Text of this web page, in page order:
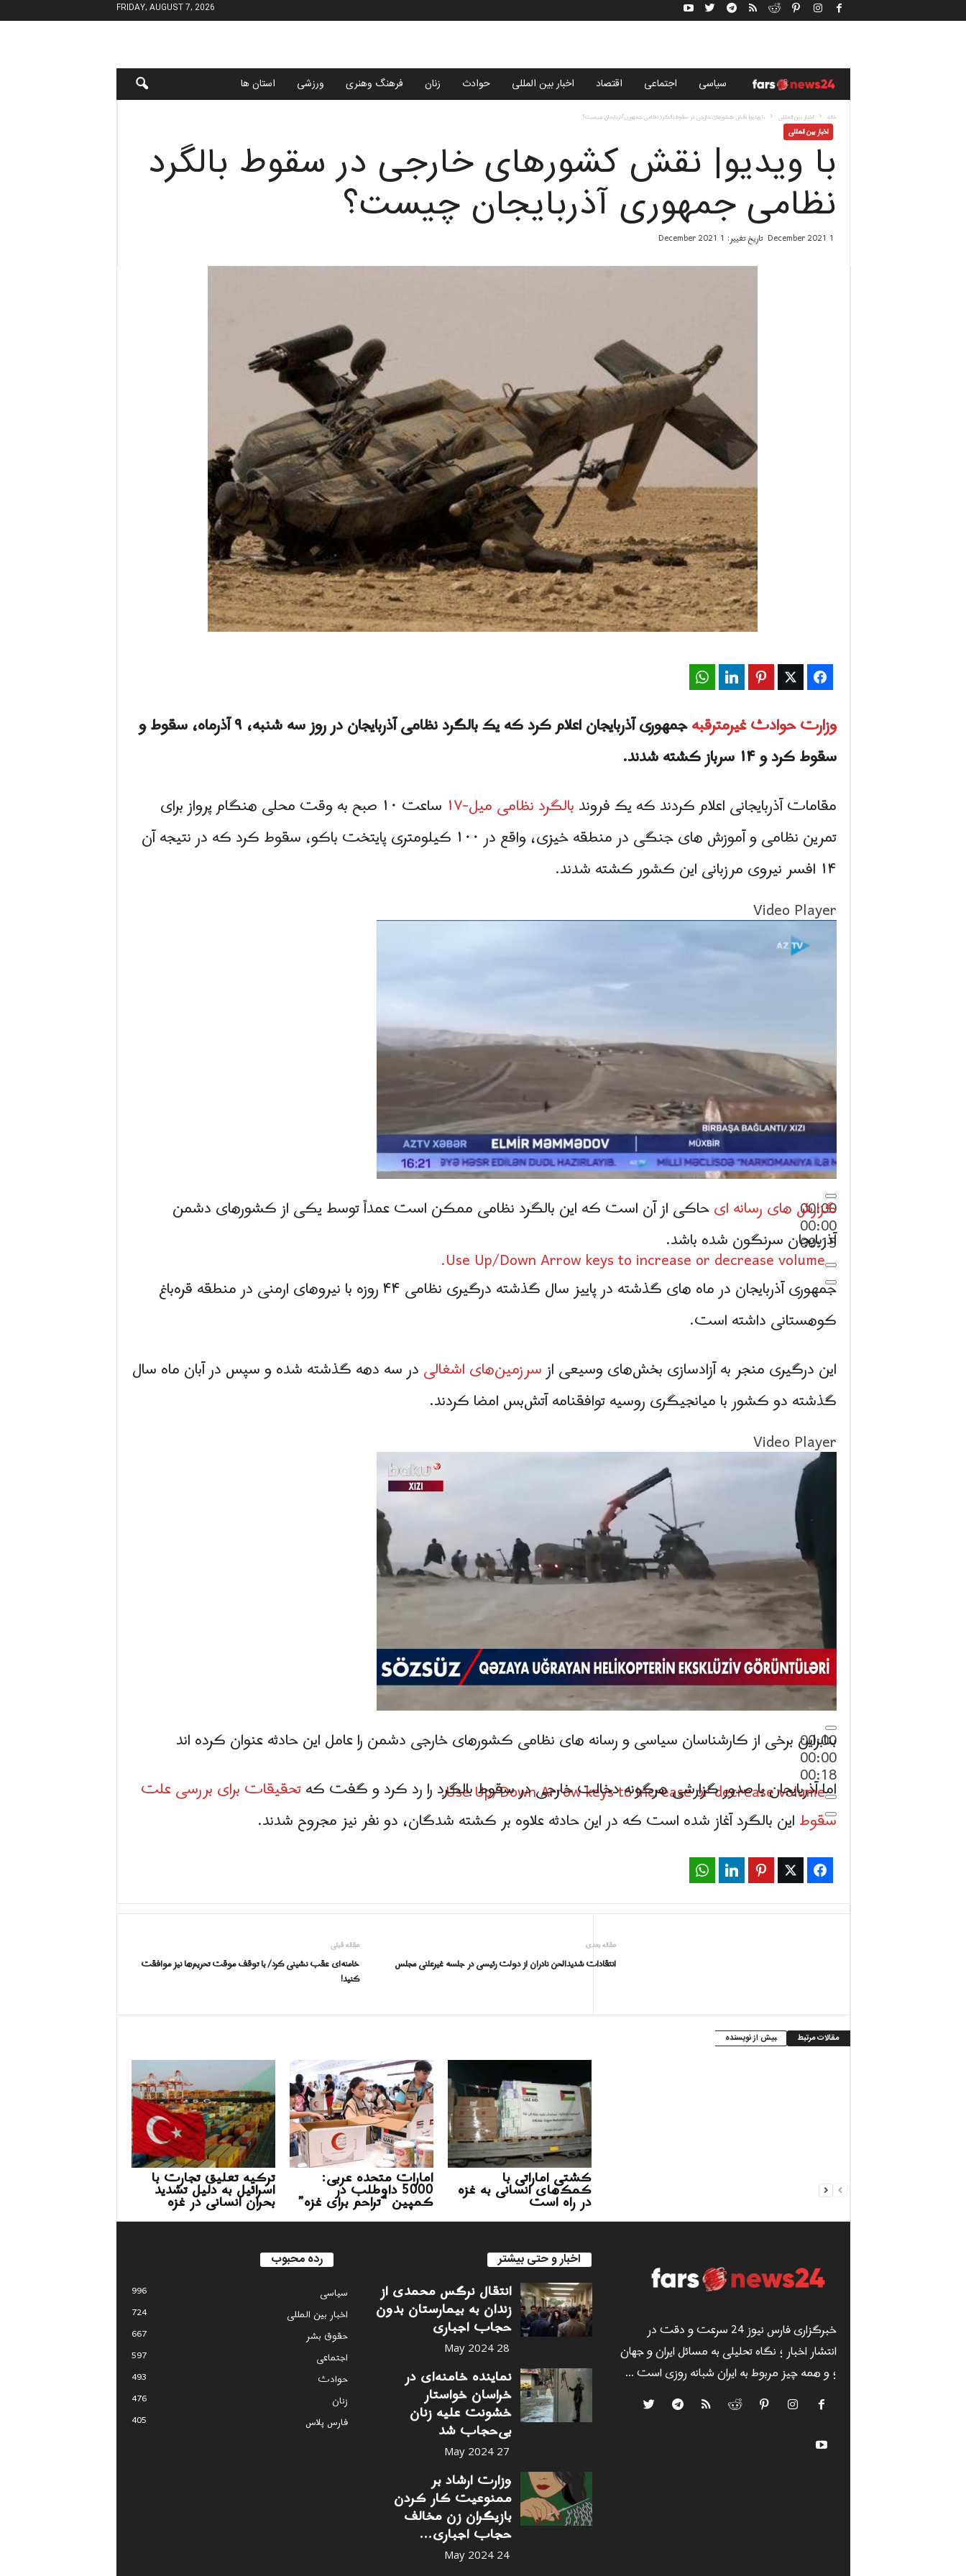
FRIDAY, AUGUST 7, 2026
ب
گ
ز
ا
س
ن
ی
و
ز
2
4
سياسى اجتماعی اقتصاد اخبار بین المللی حوادث زنان فرهنگ وهنری ورزشی استان ها
خانه اخبار بین المللی با ویدیو| نقش کشورهای خارجی در سقوط بالگرد نظامی جمهوری آذربایجان چیست؟
اخبار بین المللی
با ویدیو| نقش کشورهای خارجی در سقوط بالگرد
نظامی جمهوری آذربایجان چیست؟
1 December 2021 تاریخ تغییر: 1 December 2021
Facebook
Twitter
Pinterest
LinkedIn
وزارت حوادث غیرمترقبه
جمهوری آذربایجان اعلام کرد که یک بالگرد نظامی آذربایجان در روز سه شنبه، ۹ آذرماه، سقوط و
سقوط کرد و ۱۴ سرباز کشته شدند.
مقامات آذربایجانی اعلام کردند که یک فروندبالگرد نظامی میل-۱۷
ساعت ۱۰ صبح به وقت محلی هنگام پرواز برای
تمرین نظامی و آموزش‌ های جنگی در منطقه خیزی، واقع در ۱۰۰ کیلومتری پایتخت باکو، سقوط کرد که در نتیجه آن
۱۴ افسر نیروی مرزبانی این کشور کشته شدند.
Video Player
00:00
00:00
00:15
Use Up/Down Arrow keys to increase or decrease volume.
گزارش های رسانه ایحاکی از آن است که این بالگرد نظامی ممکن است عمداً توسط یکی از کشورهای دشمن
آذربایجان سرنگون شده باشد.
جمهوری آذربایجان در ماه های گذشته در پاییز سال گذشته درگیری نظامی ۴۴ روزه با نیروهای ارمنی در منطقه قره‌باغ
کوهستانی داشته است.
این درگیری منجر به آزادسازی بخش‌های وسیعی ازسرزمین‌های اشغالیدر سه دهه گذشته شده و سپس در آبان ماه سال
گذشته دو کشور با میانجیگری روسیه توافقنامه آتش‌بس امضا کردند.
Video Player
00:00
00:00
00:18
Use Up/Down Arrow keys to increase or decrease volume.
بنابراین برخی از کارشناسان سیاسی و رسانه های نظامی کشورهای خارجی دشمن را عامل این حادثه عنوان کرده اند
اما آذربایجان با صدور گزارشی هرگونه دخالت خارجی در سقوط بالگرد را رد کرد و گفت کهتحقیقات برای بررسی علت
سقوطاین بالگرد آغاز شده است که در این حادثه علاوه بر کشته شدگان، دو نفر نیز مجروح شدند.
Facebook
Twitter
Pinterest
LinkedIn
مقاله قبلی
خامنه‌ای عقب نشینی کرد/ با توقف موقت تحریم‌ها نیز موافقت
کنید!
مقاله بعدی
انتقادات شدیدالحن نادران از دولت رئیسی در جلسه غیرعلنی مجلس
مقالات مرتبط بیش از نویسنده
ترکیه تعلیق تجارت با
اسرائیل به دلیل تشدید
بحران انسانی در غزه
امارات متحده عربی:
5000 داوطلب در
کمپین “تراحم برای غزه”
کشتی اماراتی با
کمک‌های انسانی به غزه
در راه است
خبرگزاری فارس نیوز 24 سرعت و دقت در
انتشار اخبار ؛ نگاه تحلیلی به مسائل ایران و جهان
؛ و همه چیز مربوط به ایران شبانه روزی است ...
اخبار و حتی بیشتر
انتقال نرگس محمدی از
زندان به بیمارستان بدون
حجاب اجباری
28 May 2024
نماینده خامنه‌ای در
خراسان خواستار
خشونت علیه زنان
بی‌حجاب شد
27 May 2024
وزارت ارشاد بر
ممنوعیت کار کردن
بازیگران زن مخالف
حجاب اجباری...
24 May 2024
رده محبوب
سياسى
996
اخبار بین المللی
724
حقوق بشر
667
اجتماعی
597
حوادث
493
زنان
476
فارس پلاس
405